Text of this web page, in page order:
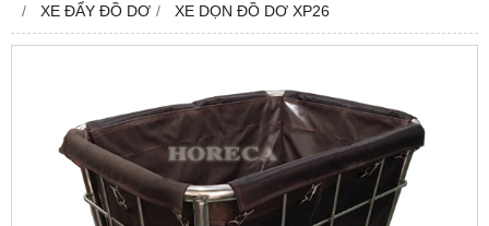
XE ĐẨY ĐỒ DƠ
XE DỌN ĐỒ DƠ XP26